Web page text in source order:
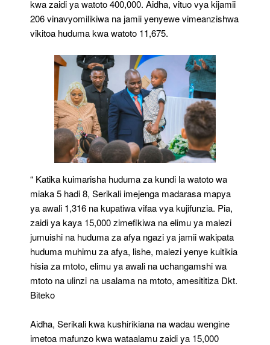
kwa zaidi ya watoto 400,000. Aidha, vituo vya kijamii
206 vinavyomilikiwa na jamii yenyewe vimeanzishwa
vikitoa huduma kwa watoto 11,675.
“ Katika kuimarisha huduma za kundi la watoto wa
miaka 5 hadi 8, Serikali imejenga madarasa mapya
ya awali 1,316 na kupatiwa vifaa vya kujifunzia. Pia,
zaidi ya kaya 15,000 zimefikiwa na elimu ya malezi
jumuishi na huduma za afya ngazi ya jamii wakipata
huduma muhimu za afya, lishe, malezi yenye kuitikia
hisia za mtoto, elimu ya awali na uchangamshi wa
mtoto na ulinzi na usalama na mtoto, amesititiza Dkt.
Biteko
Aidha, Serikali kwa kushirikiana na wadau wengine
imetoa mafunzo kwa wataalamu zaidi ya 15,000